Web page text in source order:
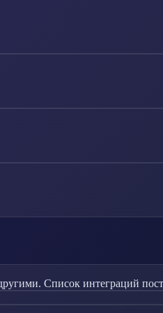
Список интеграций